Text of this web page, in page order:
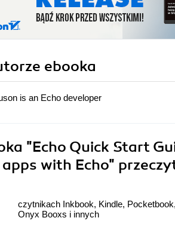
ebooka
is an Echo developer
"Echo Quick Start
with Echo"
czytnikach Inkbook, Kindle, Pocketbook,
Onyx Booxs i innych